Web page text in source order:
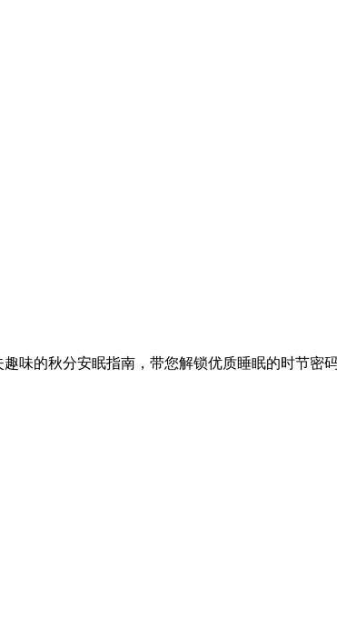
味的秋分安眠指南，带您解锁优质睡眠的时节密